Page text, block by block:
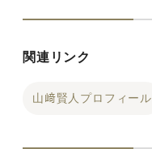
関連リンク
山﨑賢人プロフィール